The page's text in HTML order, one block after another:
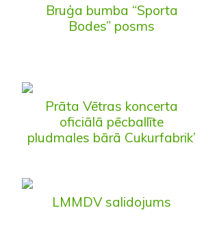
Bruģa bumba “Sporta
Bodes” posms
Prāta Vētras koncerta
oficiālā pēcballīte
pludmales bārā Cukurfabrik’
LMMDV salidojums